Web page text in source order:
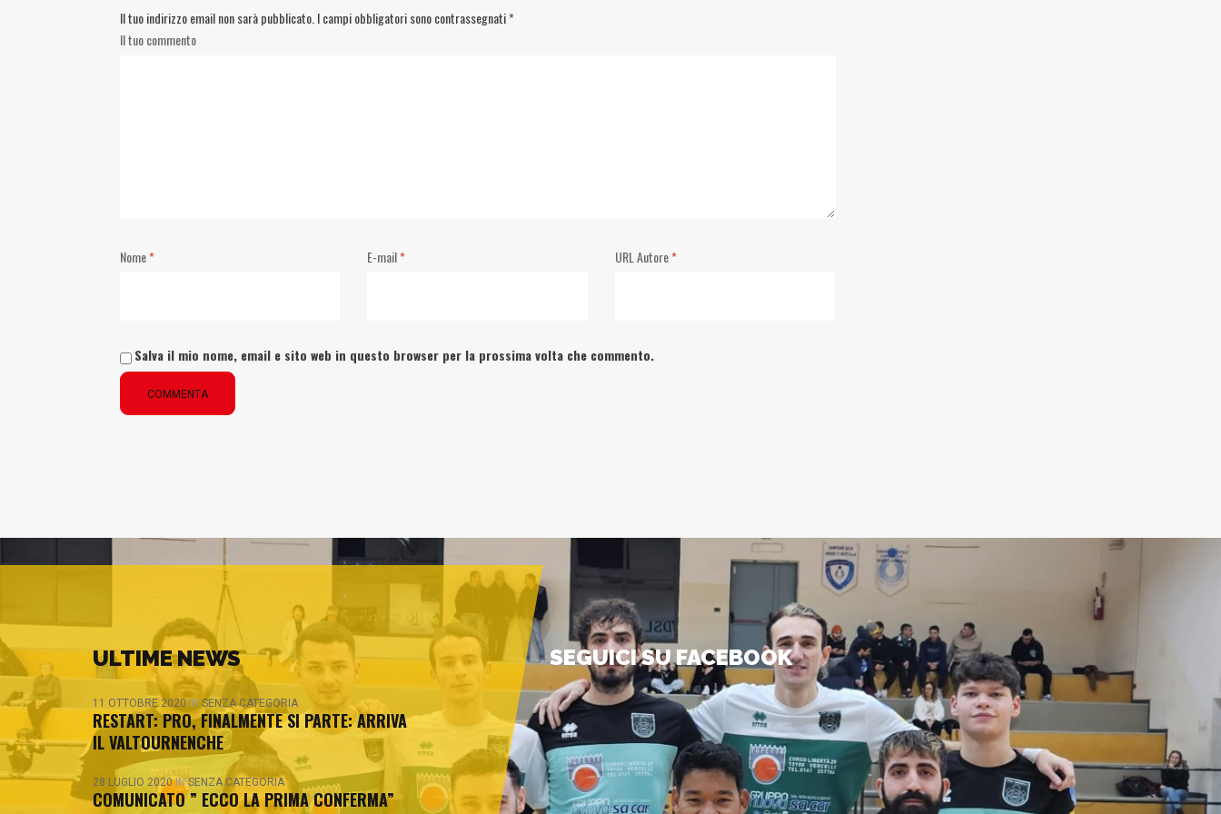
Il tuo indirizzo email non sarà pubblicato. I campi obbligatori sono contrassegnati*
Il tuo commento
Nome* E-mail* URL Autore*
Salva il mio nome, email e sito web in questo browser per la prossima volta che commento.
COMMENTA
ULTIME NEWS
11 OTTOBRE 2020IN SENZA CATEGORIA
RESTART: PRO, FINALMENTE SI PARTE: ARRIVA
IL VALTOURNENCHE
28 LUGLIO 2020INSENZA CATEGORIA
COMUNICATO ” ECCO LA PRIMA CONFERMA”
SEGUICI SU FACEBOOK